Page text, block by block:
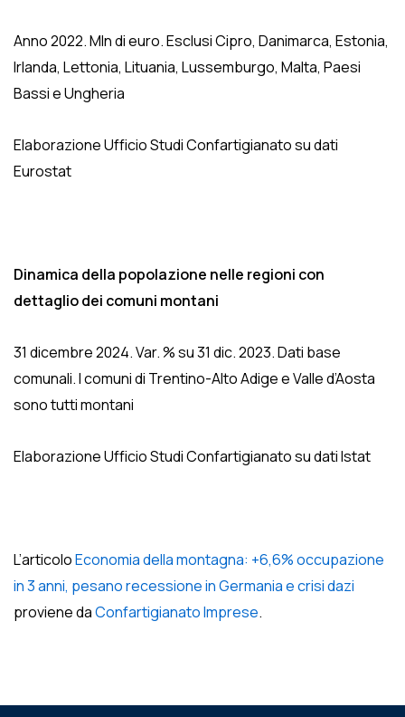
Anno 2022. Mln di euro. Esclusi Cipro, Danimarca, Estonia,
Irlanda, Lettonia, Lituania, Lussemburgo, Malta, Paesi
Bassi e Ungheria
Elaborazione Ufficio Studi Confartigianato su dati
Eurostat
Dinamica della popolazione nelle regioni con
dettaglio dei comuni montani
31 dicembre 2024. Var. % su 31 dic. 2023. Dati base
comunali. I comuni di Trentino-Alto Adige e Valle d’Aosta
sono tutti montani
Elaborazione Ufficio Studi Confartigianato su dati Istat
L’articoloEconomia della montagna: +6,6% occupazione
in 3 anni, pesano recessione in Germania e crisi dazi
proviene daConfartigianato Imprese.